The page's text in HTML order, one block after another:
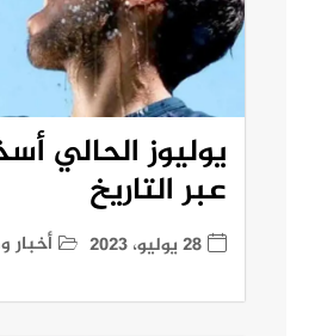
يوليوز الحالي
عبر التاريخ
28 يوليو، 2023 أخبار